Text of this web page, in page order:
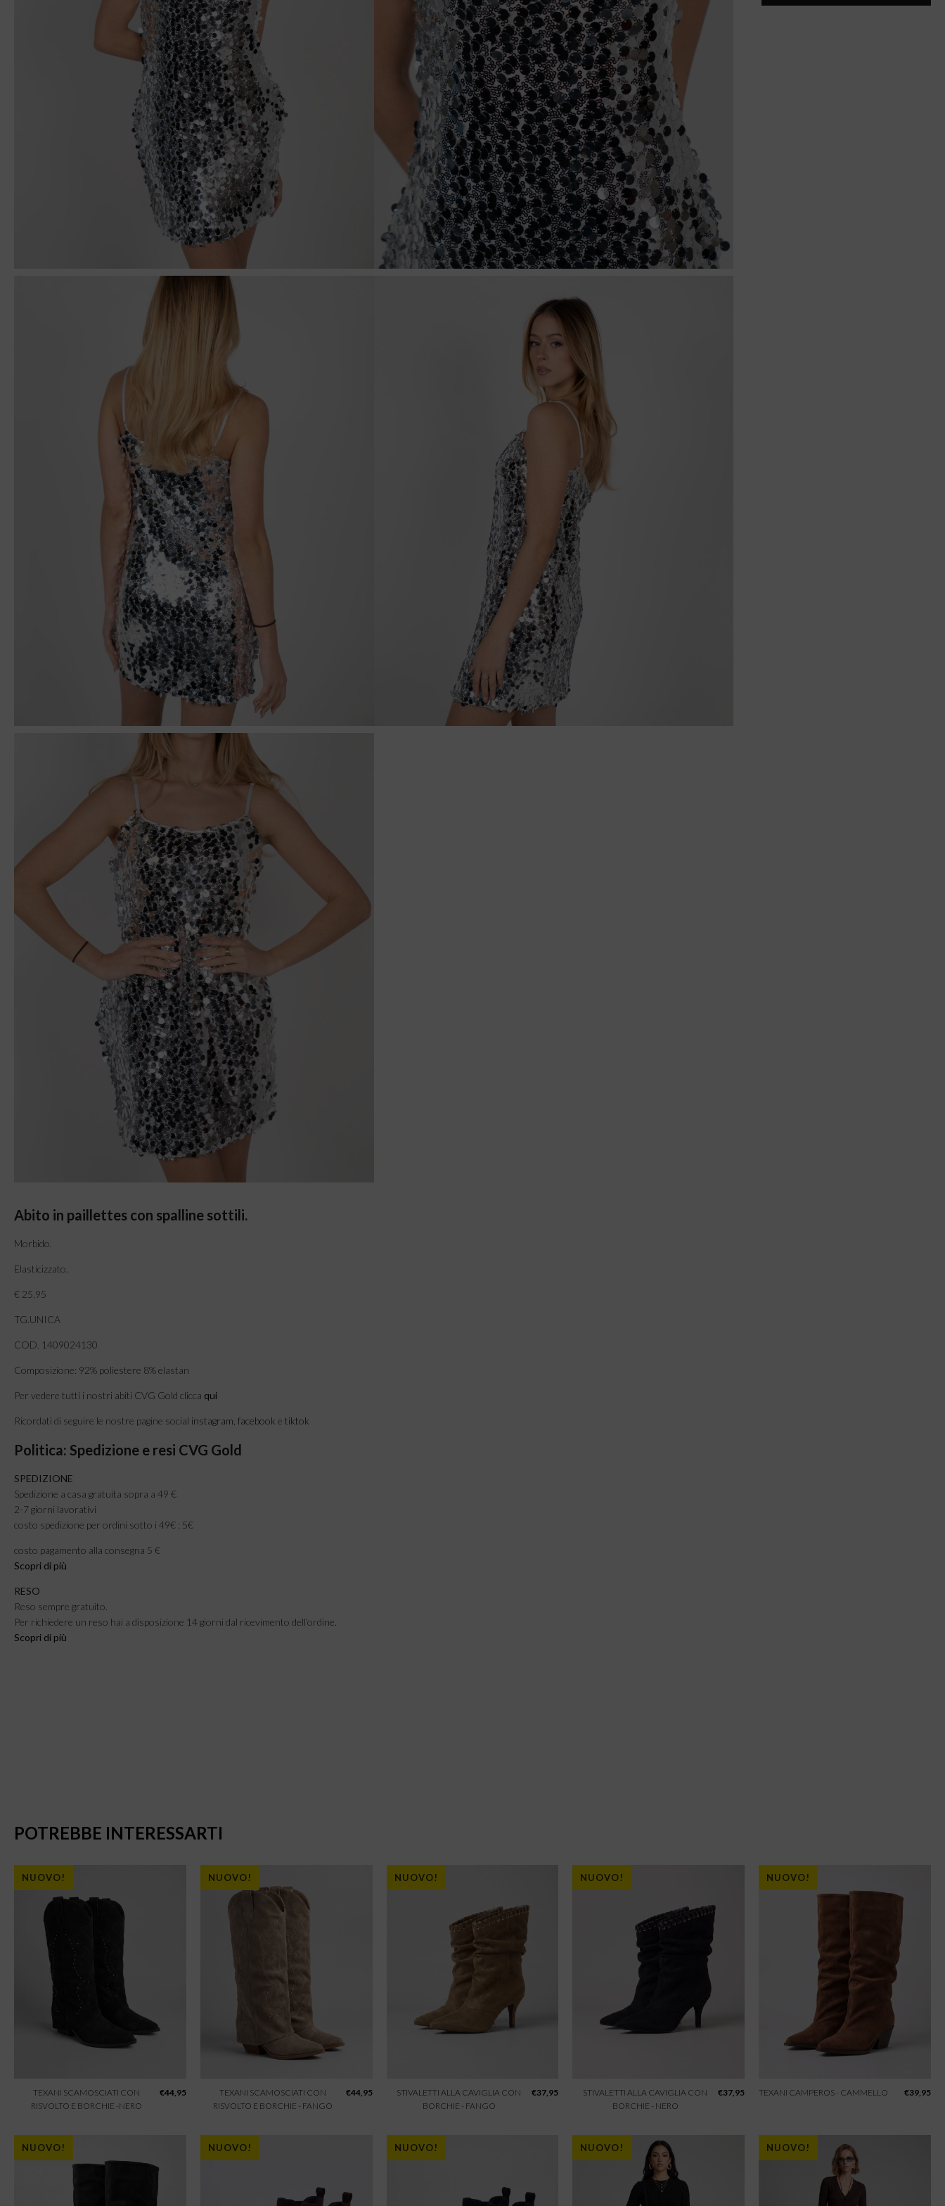
Abito in paillettes con spalline sottili.
Morbido.
Elasticizzato.
€ 25,95
TG.UNICA
COD. 1409024130
Composizione: 92% poliestere 8% elastan
Per vedere tutti i nostri abiti CVG Gold clicca qui
Ricordati di seguire le nostre pagine social instagram, facebook e tiktok
Politica: Spedizione e resi CVG Gold
SPEDIZIONE
Spedizione a casa gratuita sopra a 49 €
2-7 giorni lavorativi
costo spedizione per ordini sotto i 49€ : 5€
costo pagamento alla consegna 5 €
Scopri di più
RESO
Reso sempre gratuito.
Per richiedere un reso hai a disposizione 14 giorni dal ricevimento dell’ordine.
Scopri di più
POTREBBE INTERESSARTI
NUOVO!
TEXANI SCAMOSCIATI CON
RISVOLTO E BORCHIE -NERO
€44,95
NUOVO!
TEXANI SCAMOSCIATI CON
RISVOLTO E BORCHIE - FANGO
€44,95
NUOVO!
STIVALETTI ALLA CAVIGLIA CON
BORCHIE - FANGO
€37,95
NUOVO!
STIVALETTI ALLA CAVIGLIA CON
BORCHIE - NERO
€37,95
NUOVO!
TEXANI CAMPEROS - CAMMELLO €39,95
NUOVO! NUOVO! NUOVO! NUOVO! NUOVO!